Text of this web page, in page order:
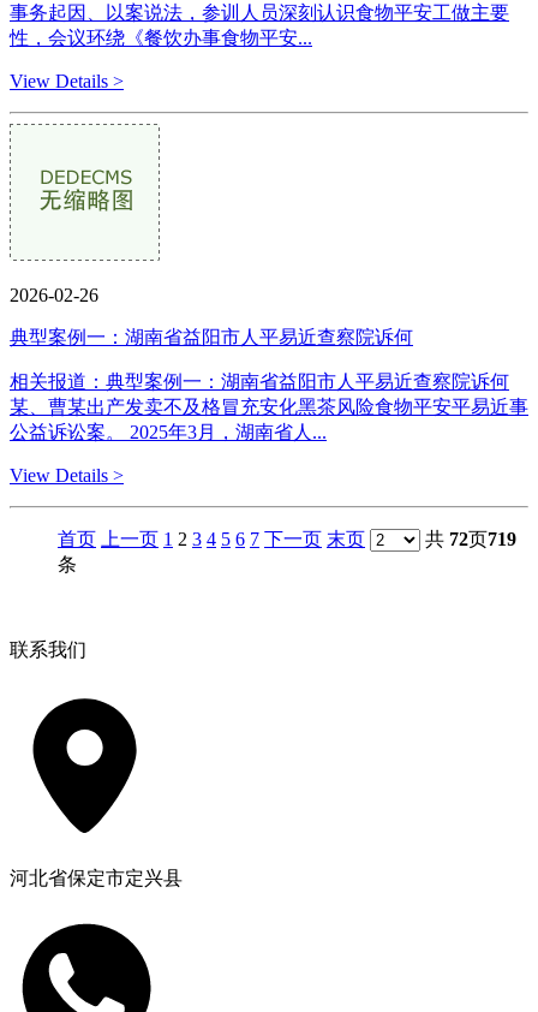
事务起因、以案说法，参训人员深刻认识食物平安工做主要
性，会议环绕《餐饮办事食物平安...
View Details >
2026-02-26
典型案例一：湖南省益阳市人平易近查察院诉何
相关报道：典型案例一：湖南省益阳市人平易近查察院诉何
某、曹某出产发卖不及格冒充安化黑茶风险食物平安平易近事
公益诉讼案。 2025年3月，湖南省人...
View Details >
首页 上一页 1 2 3 4 5 6 7 下一页 末页 共 72页719
条
联系我们
河北省保定市定兴县